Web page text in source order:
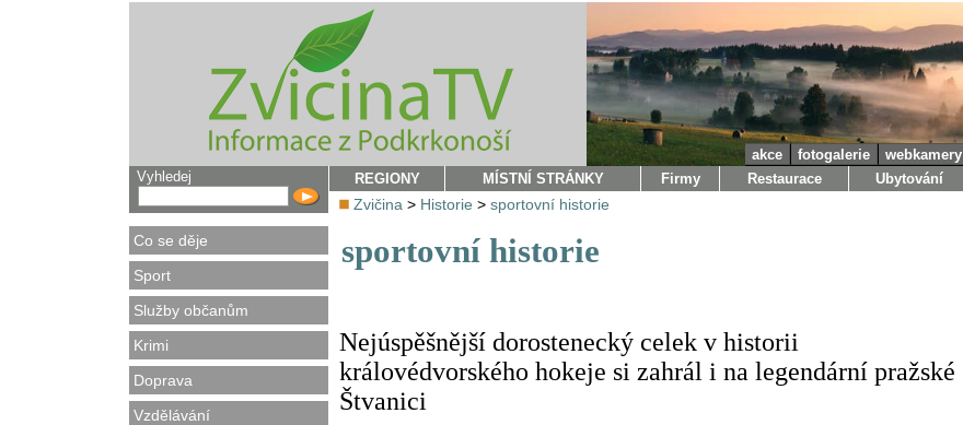
Vyhledej
Co se děje
Sport
Služby občanům
Krimi
Doprava
Vzdělávání
akce fotogalerie
webkamery
REGIONY
MÍSTNÍ STRÁNKY Firmy Restaurace Ubytování
Zvičina > Historie > sportovní historie
sportovní historie
Nejúspěšnější dorostenecký celek v historii
královédvorského hokeje si zahrál i na legendární pražské
Štvanici